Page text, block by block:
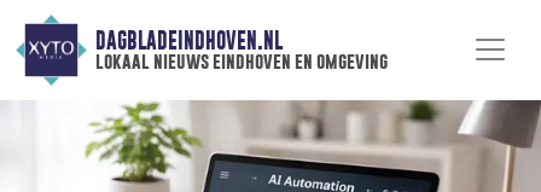
DAGBLADEINDHOVEN.NL
lokaal nieuws eindhoven en omgeving